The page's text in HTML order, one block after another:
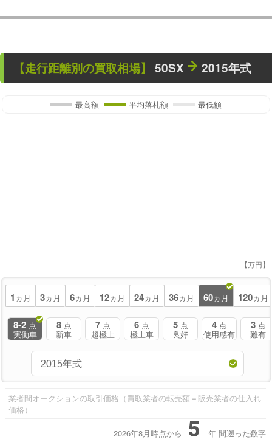
【走行距離別の買取相場】 50SX 2015年式
最高額 平均落札額 最低額
【万円】
1 ヵ月 3ヵ月 6ヵ月 12ヵ月 24ヵ月 36ヵ月 60ヵ月 120ヵ月
8-2 点
実働車
8 点
新車
7 点
超極上
6 点
極上車
5 点
良好
4 点
使用感有
3 点
難有
業者間オークションの取引価格（買取業者の転売額＝販売業者の仕入れ
価格）
2026年8月時点から 5 年 間遡った数字